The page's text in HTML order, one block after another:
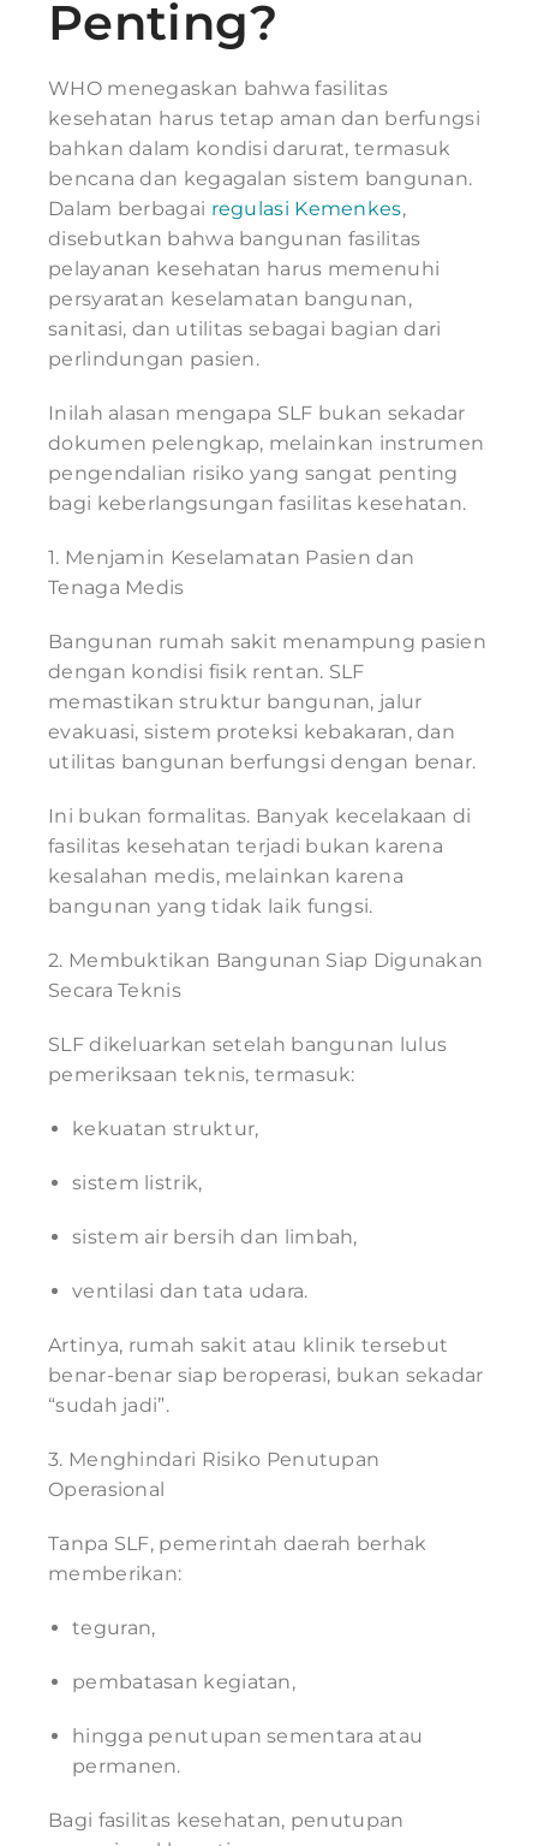
Penting?
WHO menegaskan bahwa fasilitas
kesehatan harus tetap aman dan berfungsi
bahkan dalam kondisi darurat, termasuk
bencana dan kegagalan sistem bangunan.
Dalam berbagai regulasi Kemenkes,
disebutkan bahwa bangunan fasilitas
pelayanan kesehatan harus memenuhi
persyaratan keselamatan bangunan,
sanitasi, dan utilitas sebagai bagian dari
perlindungan pasien.
Inilah alasan mengapa SLF bukan sekadar
dokumen pelengkap, melainkan instrumen
pengendalian risiko yang sangat penting
bagi keberlangsungan fasilitas kesehatan.
1. Menjamin Keselamatan Pasien dan
Tenaga Medis
Bangunan rumah sakit menampung pasien
dengan kondisi fisik rentan. SLF
memastikan struktur bangunan, jalur
evakuasi, sistem proteksi kebakaran, dan
utilitas bangunan berfungsi dengan benar.
Ini bukan formalitas. Banyak kecelakaan di
fasilitas kesehatan terjadi bukan karena
kesalahan medis, melainkan karena
bangunan yang tidak laik fungsi.
2. Membuktikan Bangunan Siap Digunakan
Secara Teknis
SLF dikeluarkan setelah bangunan lulus
pemeriksaan teknis, termasuk:
kekuatan struktur,
sistem listrik,
sistem air bersih dan limbah,
ventilasi dan tata udara.
Artinya, rumah sakit atau klinik tersebut
benar-benar siap beroperasi, bukan sekadar
“sudah jadi”.
3. Menghindari Risiko Penutupan
Operasional
Tanpa SLF, pemerintah daerah berhak
memberikan:
teguran,
pembatasan kegiatan,
hingga penutupan sementara atau
permanen.
Bagi fasilitas kesehatan, penutupan